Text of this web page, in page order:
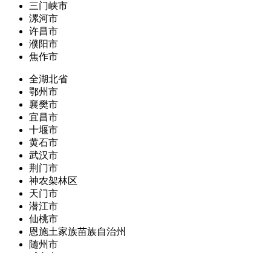
三门峡市
漯河市
许昌市
濮阳市
焦作市
全湖北省
鄂州市
襄樊市
宜昌市
十堰市
黄石市
武汉市
荆门市
神农架林区
天门市
潜江市
仙桃市
恩施土家族苗族自治州
随州市